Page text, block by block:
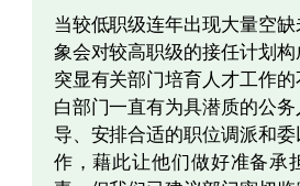
当较低职级连年出现大量空
象会对较高职级的接任计划
突显有关部门培育人才工作
白部门一直有为具潜质的公
导、安排合适的职位调派和
作，藉此让他们做好准备承